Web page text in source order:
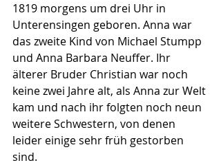
1819 morgens um drei Uhr in
Unterensingen geboren. Anna war
das zweite Kind von Michael Stumpp
und Anna Barbara Neuffer. Ihr
älterer Bruder Christian war noch
keine zwei Jahre alt, als Anna zur Welt
kam und nach ihr folgten noch neun
weitere Schwestern, von denen
leider einige sehr früh gestorben
sind.